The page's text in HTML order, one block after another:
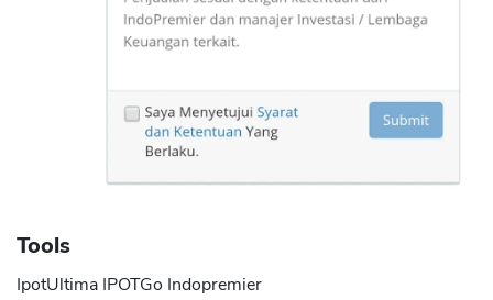
Tools
IpotUltima IPOTGo Indopremier